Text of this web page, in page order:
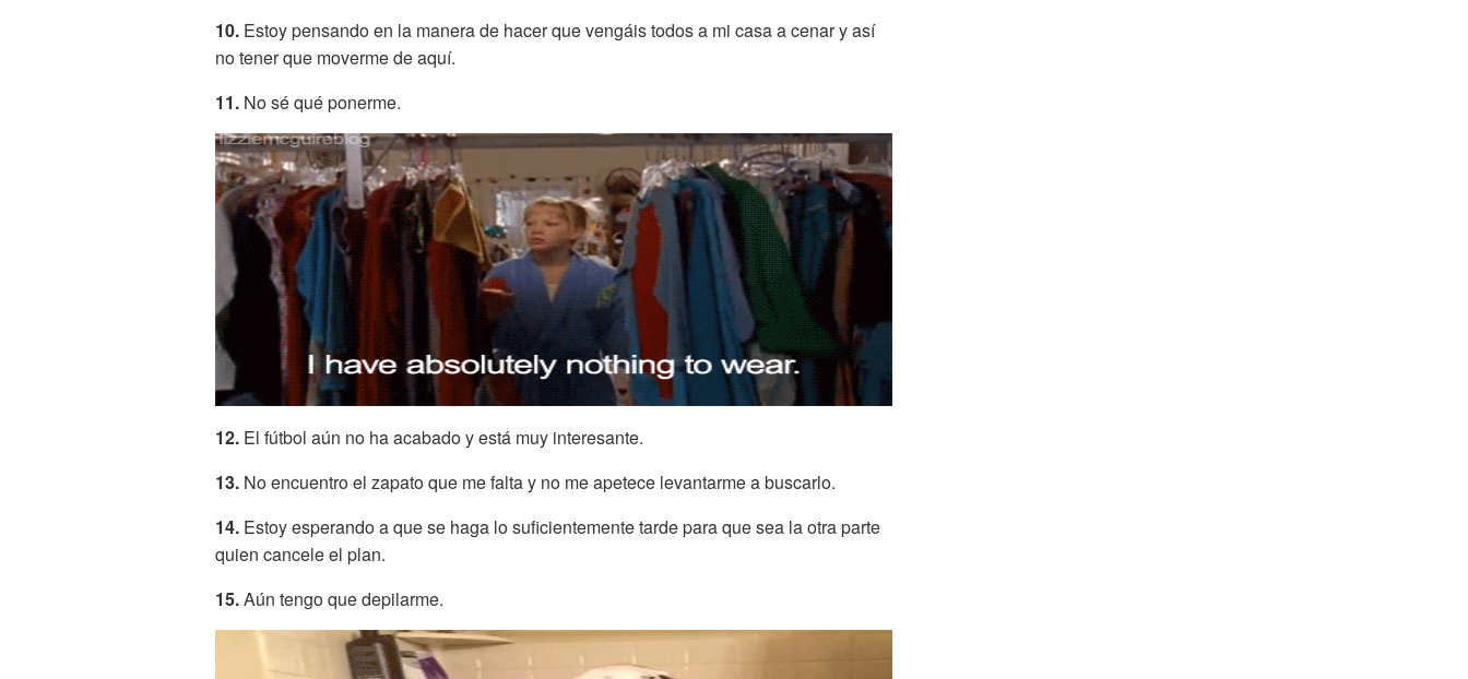
10. Estoy pensando en la manera de hacer que vengáis todos a mi casa a cenar y así
no tener que moverme de aquí.
11. No sé qué ponerme.
12. El fútbol aún no ha acabado y está muy interesante.
13. No encuentro el zapato que me falta y no me apetece levantarme a buscarlo.
14. Estoy esperando a que se haga lo suficientemente tarde para que sea la otra parte
quien cancele el plan.
15.Aún tengo que depilarme.